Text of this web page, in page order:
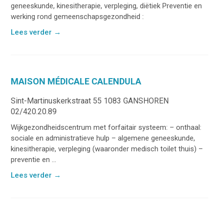
geneeskunde, kinesitherapie, verpleging, diëtiek Preventie en
werking rond gemeenschapsgezondheid :
Lees verder →
MAISON MÉDICALE CALENDULA
Sint-Martinuskerkstraat 55 1083 GANSHOREN
02/420.20.89
Wijkgezondheidscentrum met forfaitair systeem: – onthaal:
sociale en administratieve hulp – algemene geneeskunde,
kinesitherapie, verpleging (waaronder medisch toilet thuis) –
preventie en ...
Lees verder →